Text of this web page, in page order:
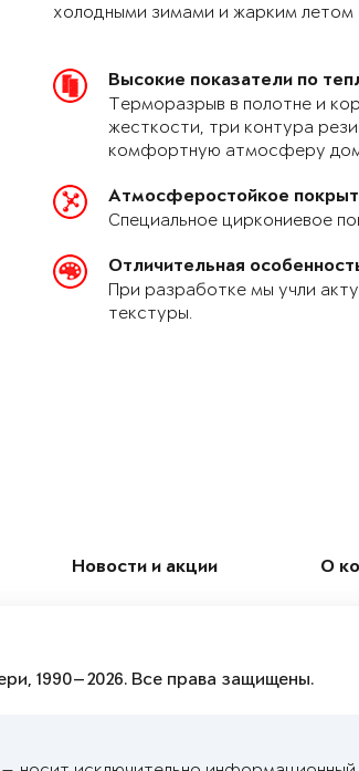
холодными зимами и жарким
Высокие показатели по
Терморазрыв в полотне и
жесткости, три контура
комфортную атмосферу
Атмосферостойкое
Специальное циркониевое
Отличительная
При разработке мы учли
текстуры.
Новости и акции О
1990—2026. Все права защищены.